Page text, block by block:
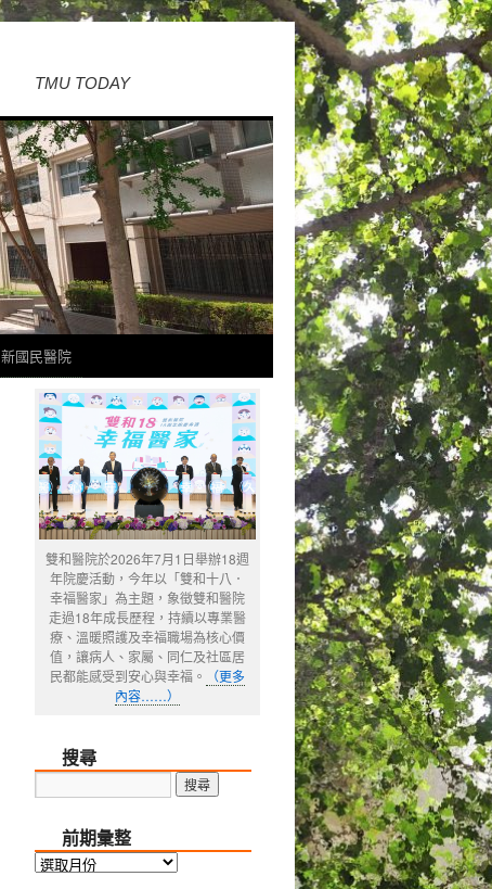
TMU TODAY
新國民醫院
雙和醫院於2026年7月1日舉辦18週
年院慶活動，今年以「雙和十八．
幸福醫家」為主題，象徵雙和醫院
走過18年成長歷程，持續以專業醫
療、溫暖照護及幸福職場為核心價
值，讓病人、家屬、同仁及社區居
民都能感受到安心與幸福。
（更多
內容……）
搜尋
前期彙整
前